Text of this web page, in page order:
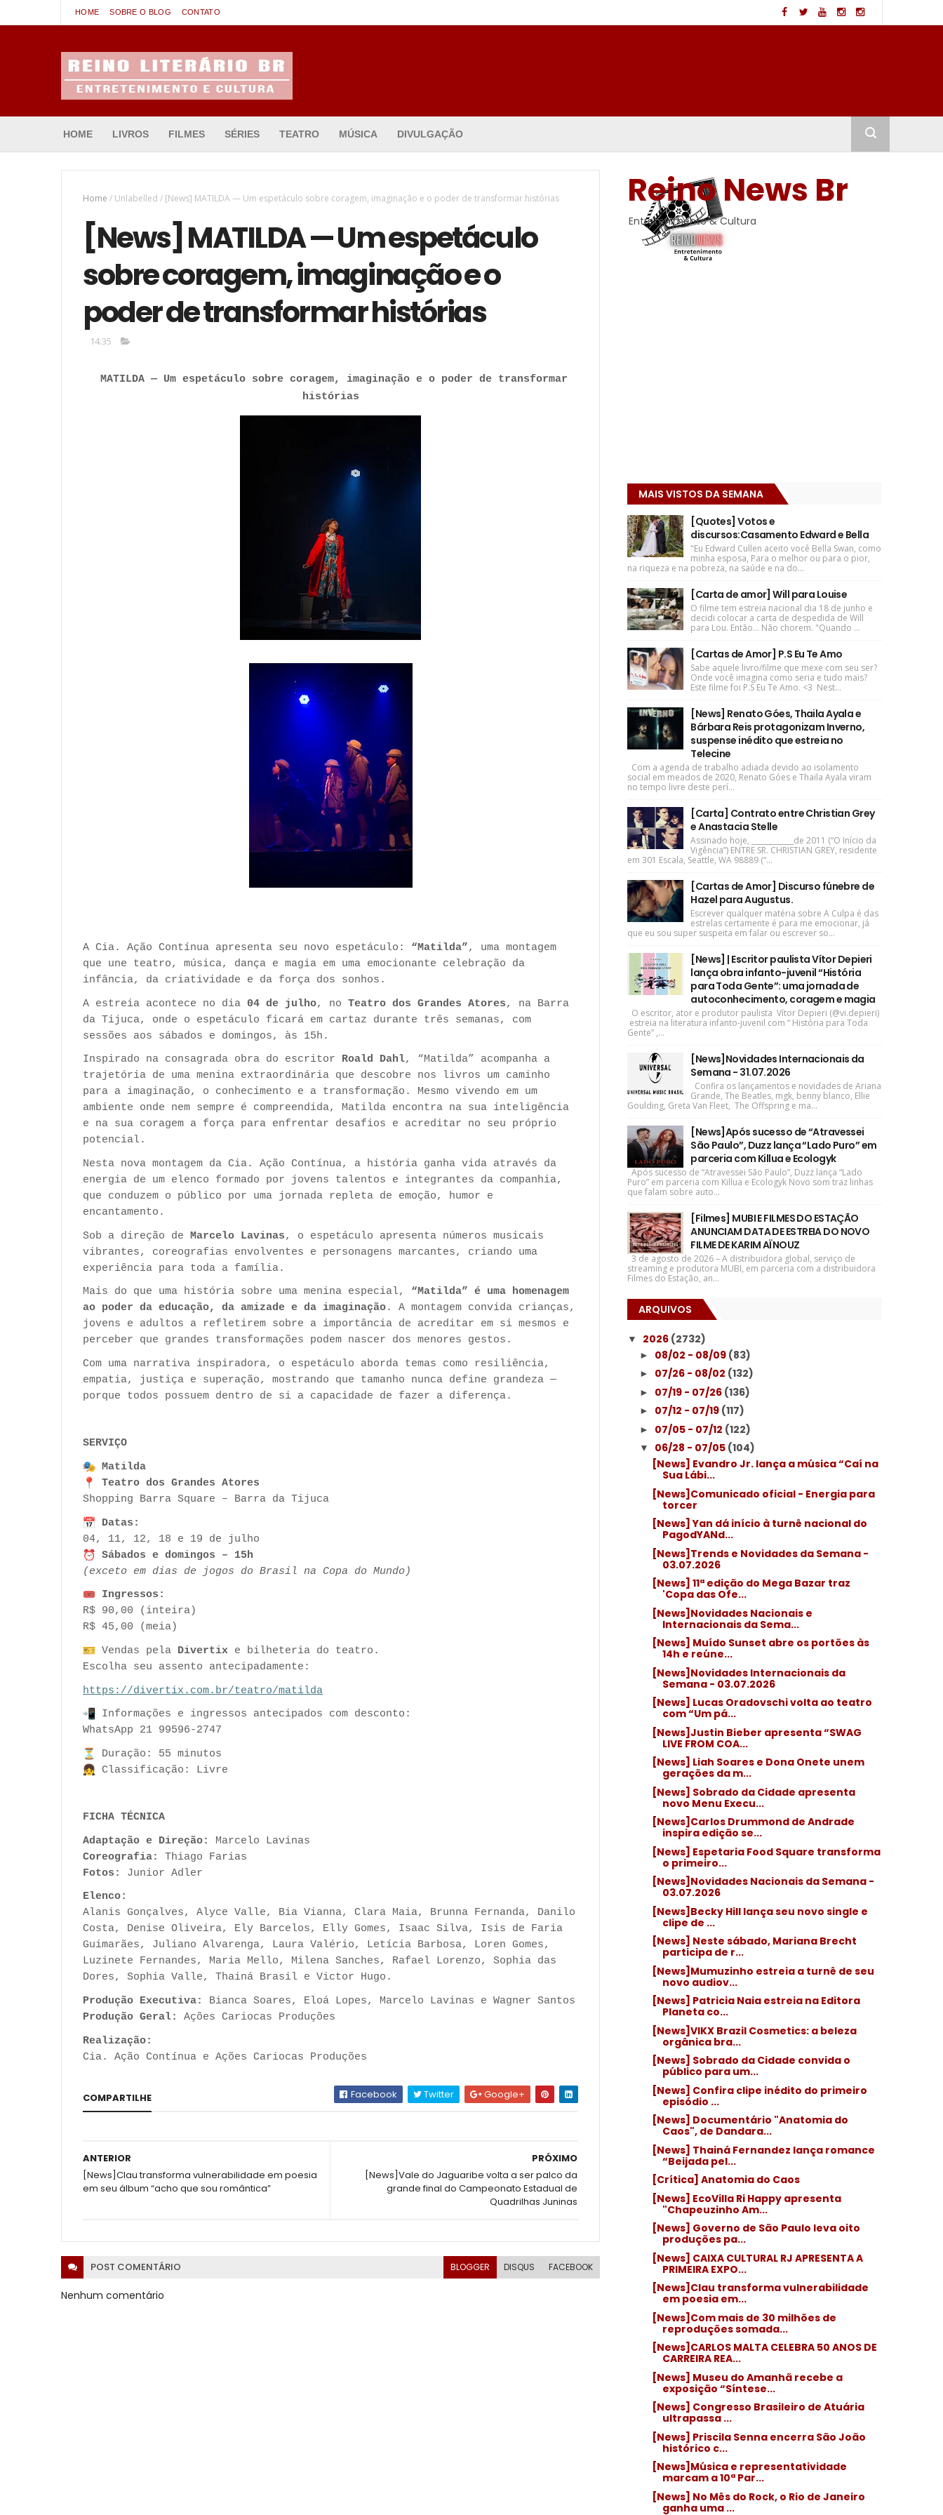
HOME SOBRE O BLOG CONTATO
HOME LIVROS FILMES SÉRIES TEATRO MÚSICA DIVULGAÇÃO
Home / Unlabelled / [News] MATILDA — Um espetáculo sobre coragem, imaginação e o poder de transformar histórias
[News] MATILDA — Um espetáculo
sobre coragem, imaginação e o
poder de transformar histórias
14:35
MATILDA — Um espetáculo sobre coragem, imaginação e o poder de transformar
histórias
A Cia. Ação Contínua apresenta seu novo espetáculo: “Matilda”, uma montagem
que une teatro, música, dança e magia em uma emocionante celebração da
infância, da criatividade e da força dos sonhos.
A estreia acontece no dia 04 de julho, no Teatro dos Grandes Atores, na Barra
da Tijuca, onde o espetáculo ficará em cartaz durante três semanas, com
sessões aos sábados e domingos, às 15h.
Inspirado na consagrada obra do escritor Roald Dahl, “Matilda” acompanha a
trajetória de uma menina extraordinária que descobre nos livros um caminho
para a imaginação, o conhecimento e a transformação. Mesmo vivendo em um
ambiente onde nem sempre é compreendida, Matilda encontra na sua inteligência
e na sua coragem a força para enfrentar desafios e acreditar no seu próprio
potencial.
Nesta nova montagem da Cia. Ação Contínua, a história ganha vida através da
energia de um elenco formado por jovens talentos e integrantes da companhia,
que conduzem o público por uma jornada repleta de emoção, humor e
encantamento.
Sob a direção de Marcelo Lavinas, o espetáculo apresenta números musicais
vibrantes, coreografias envolventes e personagens marcantes, criando uma
experiência para toda a família.
Mais do que uma história sobre uma menina especial, “Matilda” é uma homenagem
ao poder da educação, da amizade e da imaginação. A montagem convida crianças,
jovens e adultos a refletirem sobre a importância de acreditar em si mesmos e
perceber que grandes transformações podem nascer dos menores gestos.
Com uma narrativa inspiradora, o espetáculo aborda temas como resiliência,
empatia, justiça e superação, mostrando que tamanho nunca define grandeza —
porque todos possuem dentro de si a capacidade de fazer a diferença.
SERVIÇO
Matilda
Teatro dos Grandes Atores
Shopping Barra Square – Barra da Tijuca
Datas:
04, 11, 12, 18 e 19 de julho
Sábados e domingos – 15h
(exceto em dias de jogos do Brasil na Copa do Mundo)
Ingressos:
R$ 90,00 (inteira)
R$ 45,00 (meia)
Vendas pela Divertix e bilheteria do teatro.
Escolha seu assento antecipadamente:
https://divertix.com.br/teatro/matilda
Informações e ingressos antecipados com desconto:
WhatsApp 21 99596-2747
Duração: 55 minutos
Classificação: Livre
FICHA TÉCNICA
Adaptação e Direção:
Marcelo Lavinas
Coreografia:
Thiago Farias
Fotos:
Junior Adler
Elenco:
Alanis Gonçalves, Alyce Valle, Bia Vianna, Clara Maia, Brunna Fernanda, Danilo
Costa, Denise Oliveira, Ely Barcelos, Elly Gomes, Isaac Silva, Isis de Faria
Guimarães, Juliano Alvarenga, Laura Valério, Letícia Barbosa, Loren Gomes,
Luzinete Fernandes, Maria Mello, Milena Sanches, Rafael Lorenzo, Sophia das
Dores, Sophia Valle, Thainá Brasil e Victor Hugo.
Produção Executiva:
Bianca Soares, Eloá Lopes, Marcelo Lavinas e Wagner Santos
Produção Geral:
Ações Cariocas Produções
Realização:
Cia. Ação Contínua e Ações Cariocas Produções
COMPARTILHE Facebook Twitter Google+
PRÓXIMO
[News]Vale do Jaguaribe volta a ser palco da
grande final do Campeonato Estadual de
Quadrilhas Juninas
ANTERIOR
[News]Clau transforma vulnerabilidade em poesia
em seu álbum “acho que sou romântica”
POST COMENTÁRIO BLOGGER DISQUS FACEBOOK
Nenhum comentário
Reino News Br
Entretenimento & Cultura
MAIS VISTOS DA SEMANA
[Quotes] Votos e
discursos:Casamento Edward e Bella
"Eu Edward Cullen aceito você Bella Swan, como
minha esposa, Para o melhor ou para o pior,
na riqueza e na pobreza, na saúde e na do...
[Carta de amor] Will para Louise
O filme tem estreia nacional dia 18 de junho e
decidi colocar a carta de despedida de Will
para Lou. Então... Não chorem. "Quando ...
[Cartas de Amor] P.S Eu Te Amo
Sabe aquele livro/filme que mexe com seu ser?
Onde você imagina como seria e tudo mais?
Este filme foi P.S Eu Te Amo. <3 Nest...
[News] Renato Góes, Thaila Ayala e
Bárbara Reis protagonizam Inverno,
suspense inédito que estreia no
Telecine
Com a agenda de trabalho adiada devido ao isolamento
social em meados de 2020, Renato Góes e Thaila Ayala viram
no tempo livre deste perí...
[Carta] Contrato entre Christian Grey
e Anastacia Stelle
Assinado hoje, ____________de 2011 (“O Início da
Vigência”) ENTRE SR. CHRISTIAN GREY, residente
em 301 Escala, Seattle, WA 98889 (“...
[Cartas de Amor] Discurso fúnebre de
Hazel para Augustus.
Escrever qualquer matéria sobre A Culpa é das
estrelas certamente é para me emocionar, já
que eu sou super suspeita em falar ou escrever so...
[News] | Escritor paulista Vítor Depieri
lança obra infanto-juvenil “História
para Toda Gente”: uma jornada de
autoconhecimento, coragem e magia
O escritor, ator e produtor paulista Vítor Depieri (@vi.depieri)
estreia na literatura infanto-juvenil com “ História para Toda
Gente” ,...
[News]Novidades Internacionais da
Semana - 31.07.2026
Confira os lançamentos e novidades de Ariana
Grande, The Beatles, mgk, benny blanco, Ellie
Goulding, Greta Van Fleet, The Offspring e ma...
[News]Após sucesso de “Atravessei
São Paulo”, Duzz lança “Lado Puro” em
parceria com Killua e Ecologyk
Após sucesso de “Atravessei São Paulo”, Duzz lança “Lado
Puro” em parceria com Killua e Ecologyk Novo som traz linhas
que falam sobre auto...
[Filmes] MUBI E FILMES DO ESTAÇÃO
ANUNCIAM DATA DE ESTREIA DO NOVO
FILME DE KARIM AÏNOUZ
3 de agosto de 2026 – A distribuidora global, serviço de
streaming e produtora MUBI, em parceria com a distribuidora
Filmes do Estação, an...
ARQUIVOS
▼ 2026 (2732)
► 08/02 - 08/09 (83)
► 07/26 - 08/02 (132)
► 07/19 - 07/26 (136)
► 07/12 - 07/19 (117)
► 07/05 - 07/12 (122)
▼ 06/28 - 07/05 (104)
[News] Evandro Jr. lança a música “Caí na
Sua Lábi...
[News]Comunicado oficial - Energia para
torcer
[News] Yan dá início à turnê nacional do
PagodYANd...
[News]Trends e Novidades da Semana -
03.07.2026
[News] 11ª edição do Mega Bazar traz
'Copa das Ofe...
[News]Novidades Nacionais e
Internacionais da Sema...
[News] Muído Sunset abre os portões às
14h e reúne...
[News]Novidades Internacionais da
Semana - 03.07.2026
[News] Lucas Oradovschi volta ao teatro
com “Um pá...
[News]Justin Bieber apresenta “SWAG
LIVE FROM COA...
[News] Liah Soares e Dona Onete unem
gerações da m...
[News] Sobrado da Cidade apresenta
novo Menu Execu...
[News]Carlos Drummond de Andrade
inspira edição se...
[News] Espetaria Food Square transforma
o primeiro...
[News]Novidades Nacionais da Semana -
03.07.2026
[News]Becky Hill lança seu novo single e
clipe de ...
[News] Neste sábado, Mariana Brecht
participa de r...
[News]Mumuzinho estreia a turnê de seu
novo audiov...
[News] Patricia Naia estreia na Editora
Planeta co...
[News]VIKX Brazil Cosmetics: a beleza
orgânica bra...
[News] Sobrado da Cidade convida o
público para um...
[News] Confira clipe inédito do primeiro
episódio ...
[News] Documentário "Anatomia do
Caos", de Dandara...
[News] Thainá Fernandez lança romance
“Beijada pel...
[Crítica] Anatomia do Caos
[News] EcoVilla Ri Happy apresenta
"Chapeuzinho Am...
[News] Governo de São Paulo leva oito
produções pa...
[News] CAIXA CULTURAL RJ APRESENTA A
PRIMEIRA EXPO...
[News]Clau transforma vulnerabilidade
em poesia em...
[News]Com mais de 30 milhões de
reproduções somada...
[News]CARLOS MALTA CELEBRA 50 ANOS DE
CARREIRA REA...
[News] Museu do Amanhã recebe a
exposição “Síntese...
[News] Congresso Brasileiro de Atuária
ultrapassa ...
[News] Priscila Senna encerra São João
histórico c...
[News]Música e representatividade
marcam a 10ª Par...
[News] No Mês do Rock, o Rio de Janeiro
ganha uma ...